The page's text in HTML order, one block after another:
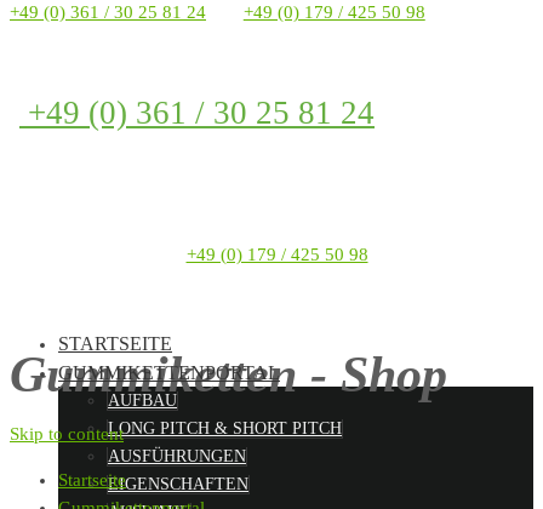
+49 (0) 361 / 30 25 81 24 +49 (0) 179 / 425 50 98
+49 (0) 361 / 30 25 81 24
+49 (0) 179 / 425 50 98
Gummiketten - Shop
STARTSEITE
GUMMIKETTENPORTAL
AUFBAU
LONG PITCH & SHORT PITCH
AUSFÜHRUNGEN
EIGENSCHAFTEN
Skip to content
Startseite